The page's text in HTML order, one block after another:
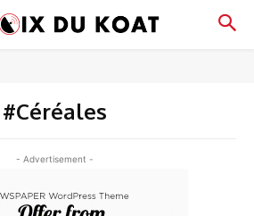
#Céréales
- Advertisement -